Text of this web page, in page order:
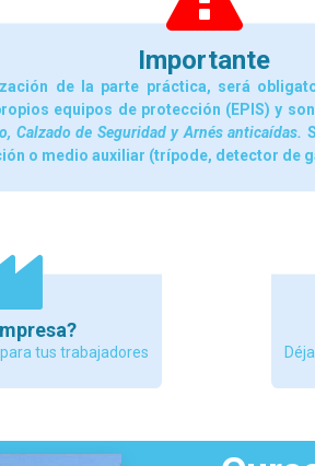
Importante
de la parte práctica, será
equipos de protección (EPIS) y
Calzado de Seguridad y Arnés anticaídas.
o medio auxiliar (trípode, detector de
tus trabajadores